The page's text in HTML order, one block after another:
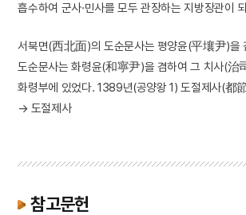
흡수하여 군사·민사를 모두 관장하는 지방장관이
서북면(西北面)의 도순문사는 평양윤(平壤尹)을
도순문사는 화령윤(和寧尹)을 겸하여 그 치사(治
화령부에 있었다. 1389년(공양왕 1) 도절제사(都
→ 도절제사
참고문헌